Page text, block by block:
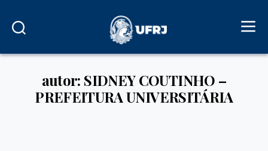
autor: SIDNEY COUTINHO –
PREFEITURA UNIVERSITÁRIA